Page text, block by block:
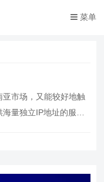
菜单
市场，又能较好地触
量独立IP地址的服务